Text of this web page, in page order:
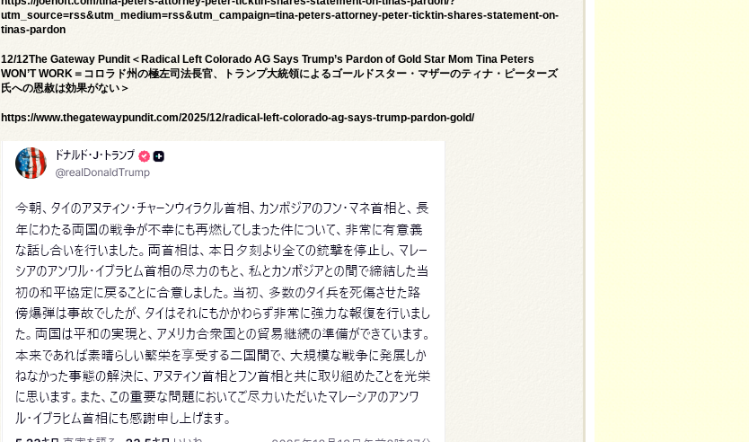
utm_source=rss&utm_medium=rss&utm_campaign=tina-peters-attorney-peter-ticktin-shares-statement-on-
tinas-pardon
12/12The Gateway Pundit＜Radical Left Colorado AG Says Trump’s Pardon of Gold Star Mom Tina Peters
WON’T WORK＝コロラド州の極左司法長官、トランプ大統領によるゴールドスター・マザーのティナ・ピーターズ
氏への恩赦は効果がない＞
https://www.thegatewaypundit.com/2025/12/radical-left-colorado-ag-says-trump-pardon-gold/